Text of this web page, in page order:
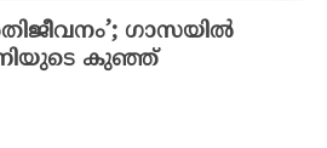
ഗാസയിൽ
കുഞ്ഞ്